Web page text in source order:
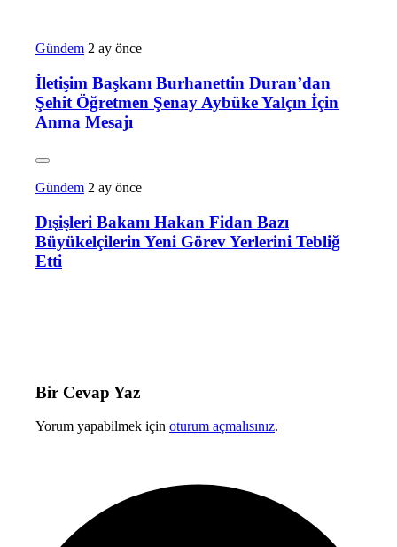
Gündem 2 ay önce
İletişim Başkanı Burhanettin Duran’dan
Şehit Öğretmen Şenay Aybüke Yalçın İçin
Anma Mesajı
Gündem 2 ay önce
Dışişleri Bakanı Hakan Fidan Bazı
Büyükelçilerin Yeni Görev Yerlerini Tebliğ
Etti
Bir Cevap Yaz
Yorum yapabilmek için oturum açmalısınız.